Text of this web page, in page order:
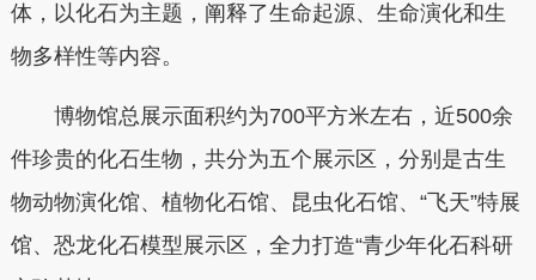
体，以化石为主题，阐释了生命起源、生命演化和生
物多样性等内容。
博物馆总展示面积约为700平方米左右，近500余
件珍贵的化石生物，共分为五个展示区，分别是古生
物动物演化馆、植物化石馆、昆虫化石馆、“飞天”特展
馆、恐龙化石模型展示区，全力打造“青少年化石科研